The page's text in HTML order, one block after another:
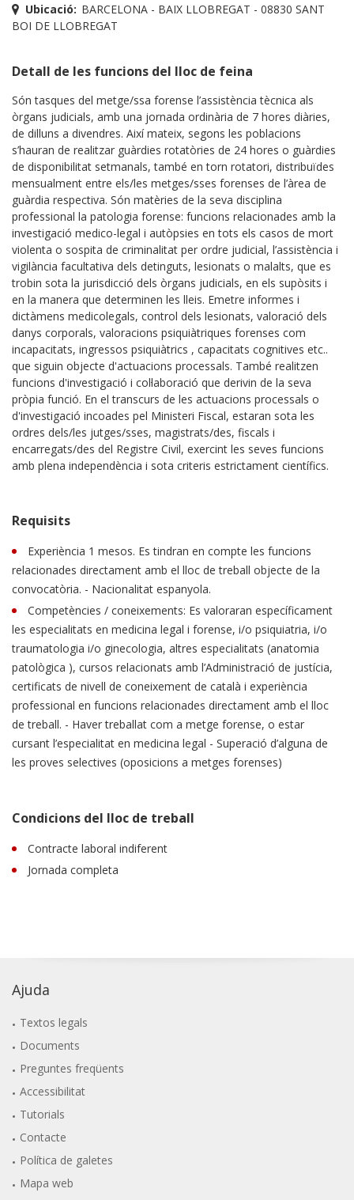
Ubicació: BARCELONA - BAIX LLOBREGAT - 08830 SANT
BOI DE LLOBREGAT
Detall de les funcions del lloc de feina
Són tasques del metge/ssa forense l’assistència tècnica als
òrgans judicials, amb una jornada ordinària de 7 hores diàries,
de dilluns a divendres. Així mateix, segons les poblacions
s’hauran de realitzar guàrdies rotatòries de 24 hores o guàrdies
de disponibilitat setmanals, també en torn rotatori, distribuïdes
mensualment entre els/les metges/sses forenses de l’àrea de
guàrdia respectiva. Són matèries de la seva disciplina
professional la patologia forense: funcions relacionades amb la
investigació medico-legal i autòpsies en tots els casos de mort
violenta o sospita de criminalitat per ordre judicial, l’assistència i
vigilància facultativa dels detinguts, lesionats o malalts, que es
trobin sota la jurisdicció dels òrgans judicials, en els supòsits i
en la manera que determinen les lleis. Emetre informes i
dictàmens medicolegals, control dels lesionats, valoració dels
danys corporals, valoracions psiquiàtriques forenses com
incapacitats, ingressos psiquiàtrics , capacitats cognitives etc..
que siguin objecte d'actuacions processals. També realitzen
funcions d'investigació i col·laboració que derivin de la seva
pròpia funció. En el transcurs de les actuacions processals o
d'investigació incoades pel Ministeri Fiscal, estaran sota les
ordres dels/les jutges/sses, magistrats/des, fiscals i
encarregats/des del Registre Civil, exercint les seves funcions
amb plena independència i sota criteris estrictament científics.
Requisits
Experiència 1 mesos. Es tindran en compte les funcions
relacionades directament amb el lloc de treball objecte de la
convocatòria. - Nacionalitat espanyola.
Competències / coneixements: Es valoraran específicament
les especialitats en medicina legal i forense, i/o psiquiatria, i/o
traumatologia i/o ginecologia, altres especialitats (anatomia
patològica ), cursos relacionats amb l’Administració de justícia,
certificats de nivell de coneixement de català i experiència
professional en funcions relacionades directament amb el lloc
de treball. - Haver treballat com a metge forense, o estar
cursant l’especialitat en medicina legal - Superació d’alguna de
les proves selectives (oposicions a metges forenses)
Condicions del lloc de treball
Contracte laboral indiferent
Jornada completa
Ajuda
Textos legals
Documents
Preguntes freqüents
Accessibilitat
Tutorials
Contacte
Política de galetes
Mapa web